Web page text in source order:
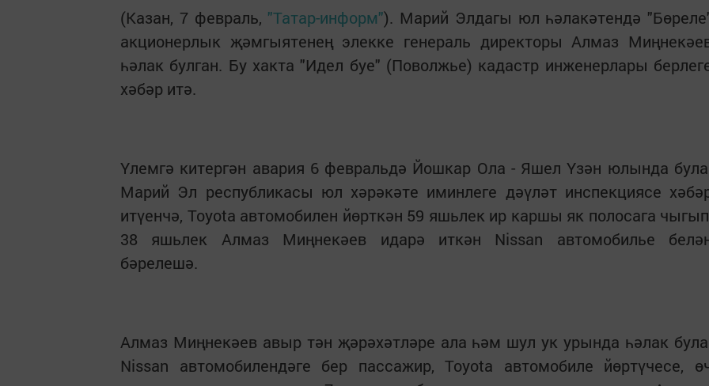
(Казан, 7 февраль, "Татар-информ"). Марий Элдагы юл һәлакәтендә
акционерлык җәмгыятенең элекке генераль директоры Алмаз
һәлак булган. Бу хакта "Идел буе" (Поволжье) кадастр инженерлары
хәбәр итә.
Үлемгә китергән авария 6 февральдә Йошкар Ола - Яшел Үзән юлында
Марий Эл республикасы юл хәрәкәте иминлеге дәүләт инспекциясе
итүенчә, Toyota автомобилен йөрткән 59 яшьлек ир каршы як полосага
38 яшьлек Алмаз Миңнекәев идарә иткән Nissan автомобилье
бәрелешә.
Алмаз Миңнекәев авыр тән җәрәхәтләре ала һәм шул ук урында һәлак
Nissan автомобилендәге бер пассажир, Toyota автомобиле йөртүчесе,